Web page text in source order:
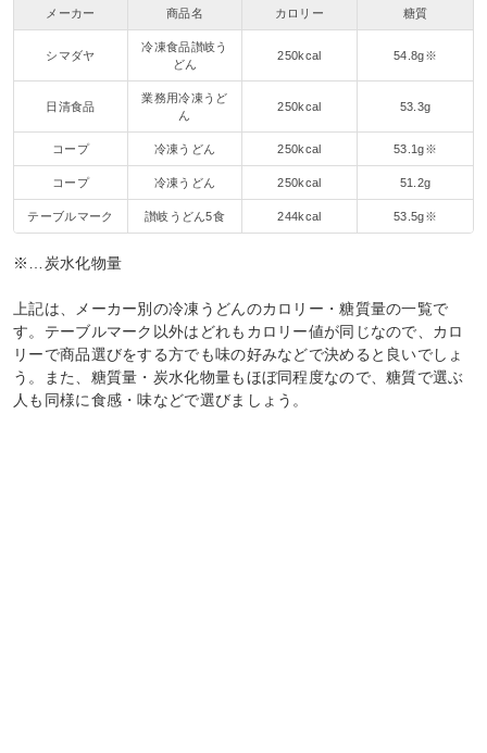
メーカー 商品名 カロリー 糖質
シマダヤ
冷凍食品讃岐う
どん
250kcal 54.8g※
日清食品
業務用冷凍うど
ん
250kcal 53.3g
コープ 冷凍うどん 250kcal 53.1g※
コープ 冷凍うどん 250kcal 51.2g
テーブルマーク 讃岐うどん5食 244kcal 53.5g※
※…炭水化物量
上記は、メーカー別の冷凍うどんのカロリー・糖質量の一覧で
す。テーブルマーク以外はどれもカロリー値が同じなので、カロ
リーで商品選びをする方でも味の好みなどで決めると良いでしょ
う。また、糖質量・炭水化物量もほぼ同程度なので、糖質で選ぶ
人も同様に食感・味などで選びましょう。